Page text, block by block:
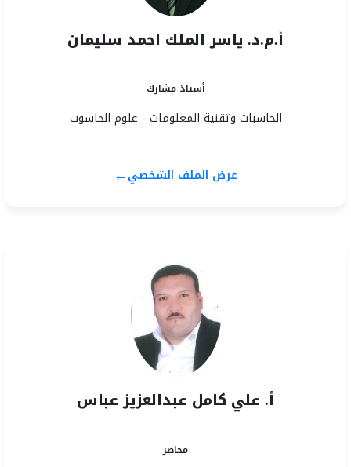
أ.م.د. ياسر الملك احمد سليمان
أستاذ مشارك
الحاسبات وتقنية المعلومات - علوم الحاسوب
عرض الملف الشخصي←
أ. علي كامل عبدالعزيز عباس
محاضر